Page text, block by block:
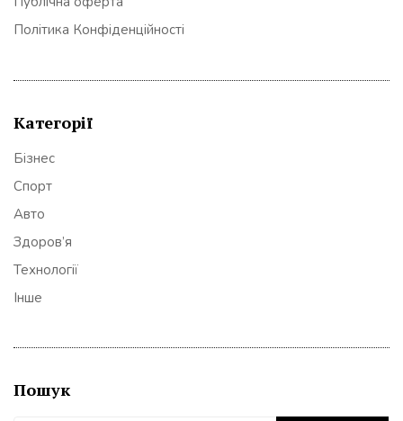
Політика Конфіденційності
Категорії
Бізнес
Спорт
Авто
Здоров’я
Технології
Інше
Пошук